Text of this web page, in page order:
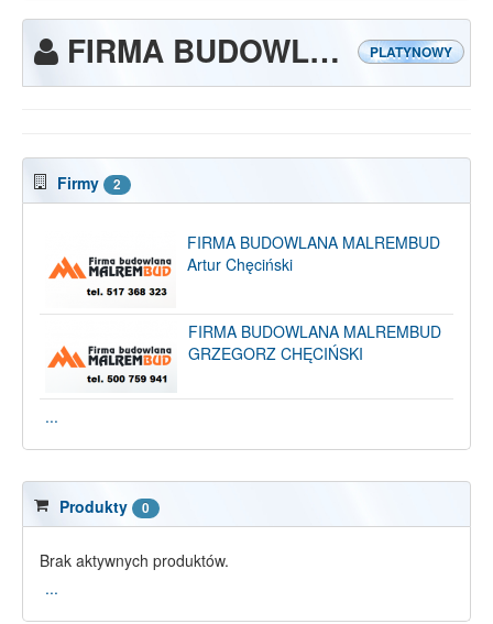
PLATYNOWY
FIRMA BUDOWLANA MALREMBUD
Firmy 2
FIRMA BUDOWLANA MALREMBUD
Artur Chęciński
FIRMA BUDOWLANA MALREMBUD
GRZEGORZ CHĘCIŃSKI
...
Produkty 0
Brak aktywnych produktów.
...